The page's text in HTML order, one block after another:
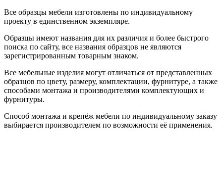
Все образцы мебели изготовлены по индивидуальному
проекту в единственном экземпляре.
Образцы имеют названия для их различия и более быстрого
поиска по сайту, все названия образцов не являются
зарегистрированным товарным знаком.
Все мебельные изделия могут отличаться от представленных
образцов по цвету, размеру, комплектации, фурнитуре, а также
способами монтажа и производителями комплектующих и
фурнитуры.
Способ монтажа и крепёж мебели по индивидуальному заказу
выбирается производителем по возможности её применения.